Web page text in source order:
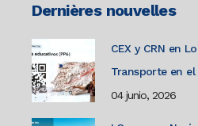
Dernières nouvelles
CEX y CRN en
Transporte en el
04 junio, 2026